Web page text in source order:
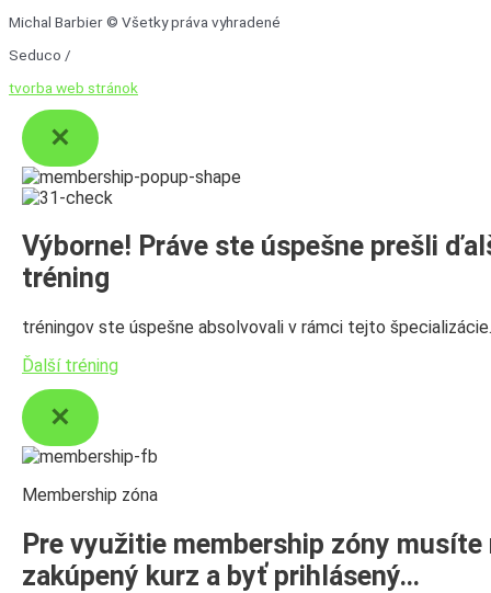
Michal Barbier © Všetky práva vyhradené
Seduco /
tvorba web stránok
Výborne! Práve ste úspešne prešli
tréning
tréningov ste úspešne absolvovali v rámci tejto špecializácie.
Ďalší tréning
Membership zóna
Pre využitie membership zóny musíte
zakúpený kurz a byť prihlásený…